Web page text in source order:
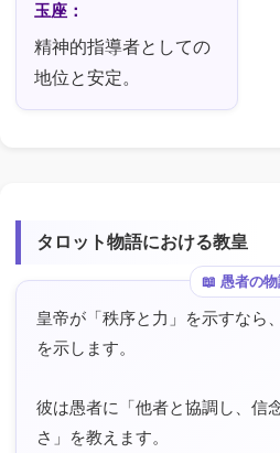
玉座：
精神的指導者としての
地位と安定。
タロット物語における教皇
皇帝が「秩序と力」を示すなら
を示します。
彼は愚者に「他者と協調し、信
さ」を教えます。